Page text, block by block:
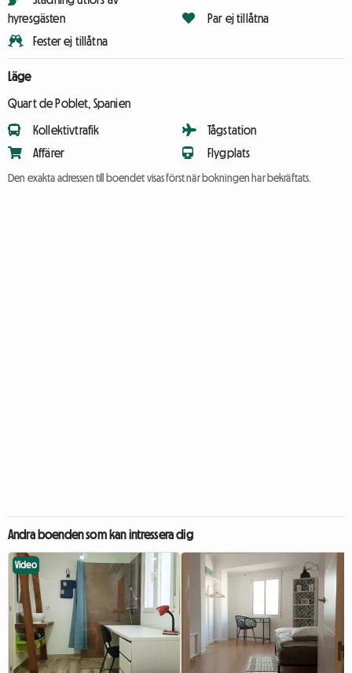
hyresgästen
Fester ej tillåtna
Par ej tillåtna
Läge
Quart de Poblet, Spanien
Kollektivtrafik
Affärer
Tågstation
Flygplats
Den exakta adressen till boendet visas först när bokningen har bekräftats.
Andra boenden som kan intressera dig
Video